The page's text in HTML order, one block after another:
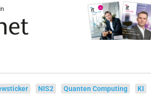
NIS2 Quanten Computing KI